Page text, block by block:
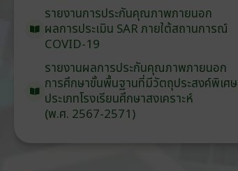
รายงานการประกันคุณภาพภายนอก
ผลการประเมิน SARภายใต้สถานการณ์
COVID-19
รายงานผลการประกันคุณภาพภายนอก
การศึกษาขั้นพื้นฐานที่มีวัตถุประสงค์พิเศษ
ประเภทโรงเรียนศึกษาสงเคราะห์
(พ.ศ. 2567-2571)